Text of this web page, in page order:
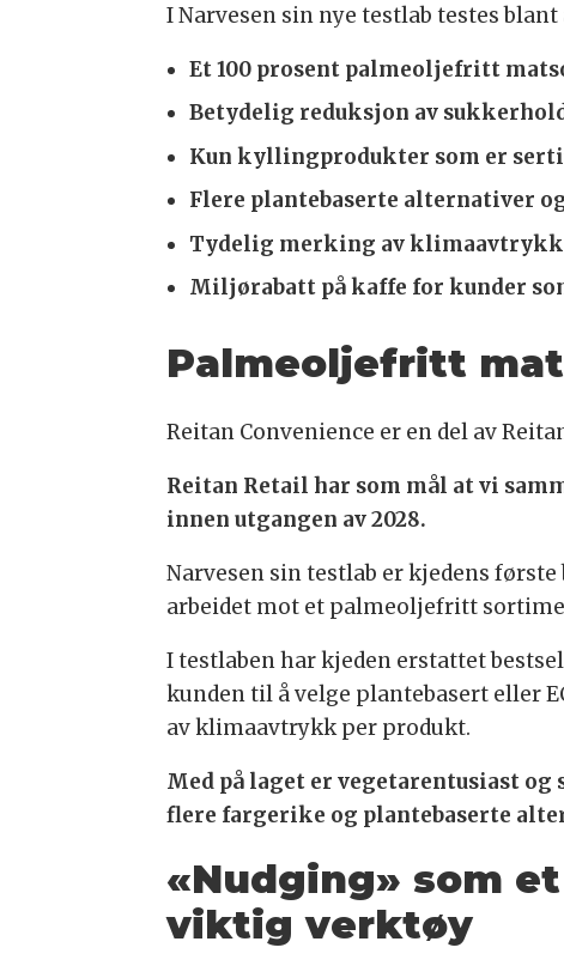
I Narvesen sin nye testlab testes blant
Et 100 prosent palmeoljefritt
Betydelig reduksjon av
Kun kyllingprodukter som er
Flere plantebaserte alternativer
Tydelig merking av klimaavtrykk
Miljørabatt på kaffe for kunder
Palmeoljefritt
Reitan Convenience er en del av
Reitan Retail har som mål at vi
innen utgangen av 2028.
Narvesen sin testlab er kjedens
arbeidet mot et palmeoljefritt
I testlaben har kjeden erstattet
kunden til å velge plantebasert eller
av klimaavtrykk per produkt.
Med på laget er vegetarentusiast
flere fargerike og plantebaserte
«Nudging» som et
viktig verktøy